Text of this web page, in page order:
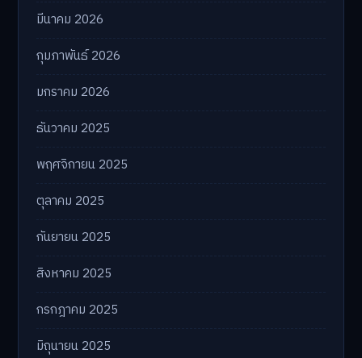
มีนาคม 2026
กุมภาพันธ์ 2026
มกราคม 2026
ธันวาคม 2025
พฤศจิกายน 2025
ตุลาคม 2025
กันยายน 2025
สิงหาคม 2025
กรกฎาคม 2025
มิถุนายน 2025